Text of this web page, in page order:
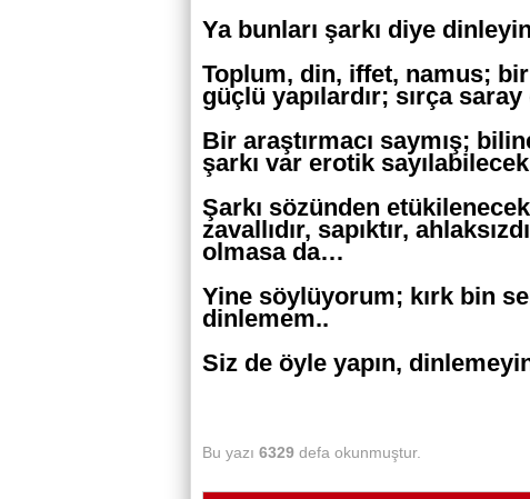
Ya bunları şarkı diye
Toplum, din, iffet, namus;
güçlü yapılardır; sırça
Bir araştırmacı saymış;
şarkı var erotik
Şarkı sözünden
zavallıdır, sapıktır,
olmasa da…
Yine söylüyorum; kırk bin
dinlemem..
Siz de öyle yapın,
Bu yazı 6329 defa okunmuştur.